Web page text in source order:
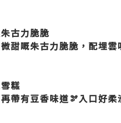
古力脆脆
甜嘅朱古力脆脆，配埋雲
糕
帶有豆香味道🫘入口好